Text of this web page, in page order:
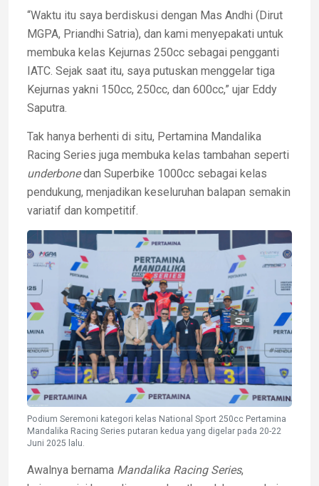
“Waktu itu saya berdiskusi dengan Mas Andhi (Dirut
MGPA, Priandhi Satria), dan kami menyepakati untuk
membuka kelas Kejurnas 250cc sebagai pengganti
IATC. Sejak saat itu, saya putuskan menggelar tiga
Kejurnas yakni 150cc, 250cc, dan 600cc,” ujar Eddy
Saputra.
Tak hanya berhenti di situ, Pertamina Mandalika
Racing Series juga membuka kelas tambahan seperti
underbonedan Superbike 1000cc sebagai kelas
pendukung, menjadikan keseluruhan balapan semakin
variatif dan kompetitif.
Podium Seremoni kategori kelas National Sport 250cc Pertamina
Mandalika Racing Series putaran kedua yang digelar pada 20-22
Juni 2025 lalu.
Awalnya bernama Mandalika Racing Series,